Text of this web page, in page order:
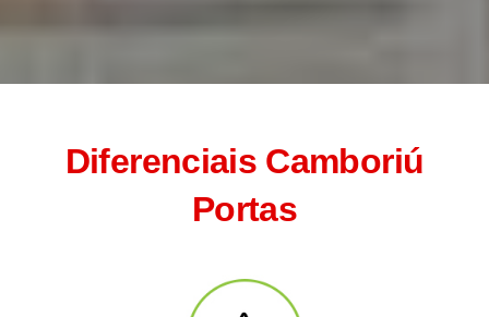
Diferenciais Camboriú
Portas